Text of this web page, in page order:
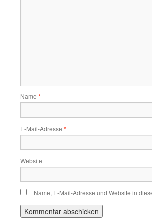
Name *
E-Mail-Adresse *
Website
Name, E-Mail-Adresse und Website in